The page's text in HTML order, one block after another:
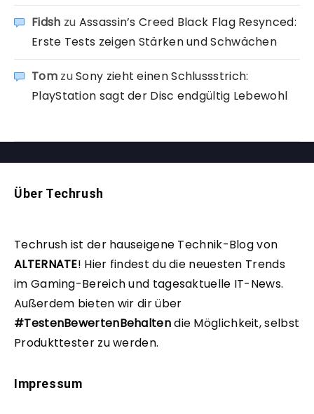
Fidsh zu Assassin’s Creed Black Flag Resynced:
Erste Tests zeigen Stärken und Schwächen
TomzuSony zieht einen Schlussstrich:
PlayStation sagt der Disc endgültig Lebewohl
Über Techrush
Techrush ist der hauseigene Technik-Blog von
ALTERNATE! Hier findest du die neuesten Trends
im Gaming-Bereich und tagesaktuelle IT-News.
Außerdem bieten wir dir über
#TestenBewertenBehaltendie Möglichkeit, selbst
Produkttester zu werden.
Impressum